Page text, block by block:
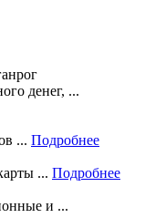
денег, ...
... Подробнее
... Подробнее
и ...